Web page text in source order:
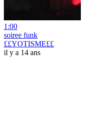
1:00
soiree funk
££YOTISME££
il y a 14 ans